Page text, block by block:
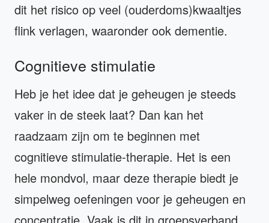
dit het risico op veel (ouderdoms)kwaaltjes
flink verlagen, waaronder ook dementie.
Cognitieve stimulatie
Heb je het idee dat je geheugen je steeds
vaker in de steek laat? Dan kan het
raadzaam zijn om te beginnen met
cognitieve stimulatie-therapie. Het is een
hele mondvol, maar deze therapie biedt je
simpelweg oefeningen voor je geheugen en